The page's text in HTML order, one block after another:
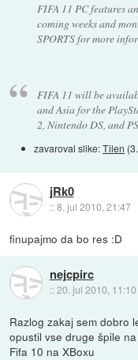
FIFA 11 PC features
coming weeks and
SPORTS for more
FIFA 11 will be
and Asia for the
2, Nintendo DS, and
zavaroval slike:Tilen (
jRk0
::8. jul 2010, 21:47
finupajmo da bo res :D
nejcpirc
::20. jul 2010, 11:10
Razlog zakaj sem dobro
opustil vse druge špile
Fifa 10 na XBoxu